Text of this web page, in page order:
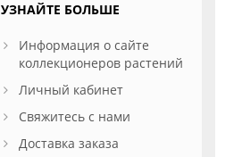
УЗНАЙТЕ БОЛЬШЕ
Информация о сайте
коллекционеров растений
Личный кабинет
Свяжитесь с нами
Доставка заказа